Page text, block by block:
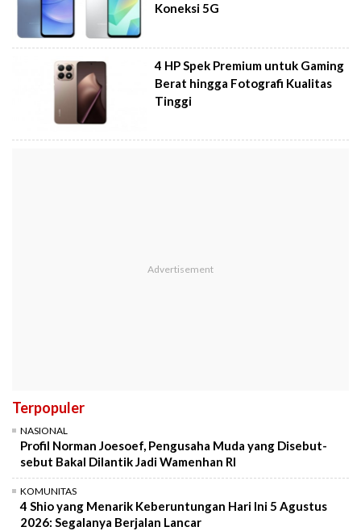
Koneksi 5G
4 HP Spek Premium untuk Gaming
Berat hingga Fotografi Kualitas
Tinggi
Terpopuler
NASIONAL
Profil Norman Joesoef, Pengusaha Muda yang Disebut-
sebut Bakal Dilantik Jadi Wamenhan RI
KOMUNITAS
4 Shio yang Menarik Keberuntungan Hari Ini 5 Agustus
2026: Segalanya Berjalan Lancar